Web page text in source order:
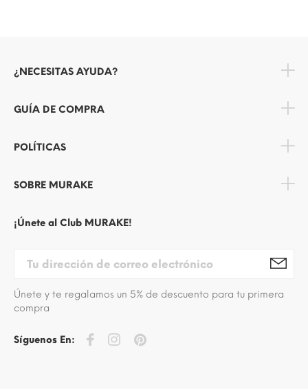
¿NECESITAS AYUDA?
GUÍA DE COMPRA
POLÍTICAS
SOBRE MURAKE
¡Únete al Club MURAKE!
Únete y te regalamos un 5% de descuento para tu primera
compra
Síguenos En: